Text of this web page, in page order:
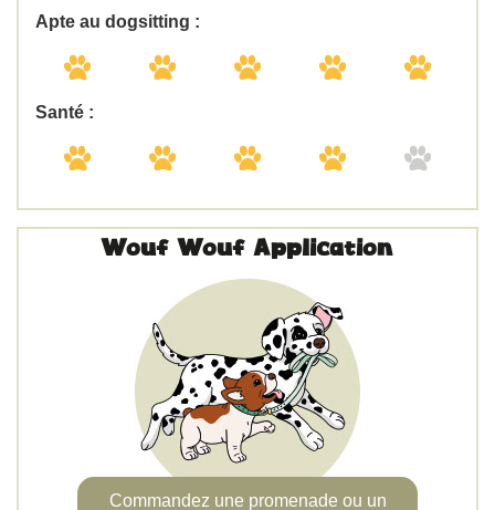
Apte au dogsitting :
Santé :
Wouf Wouf Application
Commandez une promenade ou un